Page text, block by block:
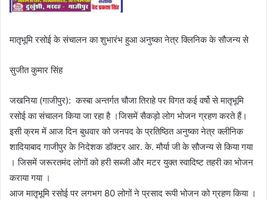
मातृभूमि रसोई के संचालन का शुभारंभ हुआ अनुष्का नेत्र क्लिनिक के सौजन्य से
सुजीत कुमार सिंह
जखनिया (गाजीपुर): कस्बा अन्तर्गत चौजा तिराहे पर विगत कई वर्षो से मातृभूमि
रसोई का संचालन किया जा रहा है ।जिसमें सैकड़ो लोग भोजन ग्रहण करते हैं।
इसी क्रम में आज दिन बुधवार को जनपद के प्रतिष्ठित अनुष्का नेत्र क्लीनिक
शादियाबाद गाजीपुर के निदेशक डॉक्टर आर. के. मौर्या जी के सौजन्य से किया गया
। जिसमें जरूरतमंद लोगों को हरी सब्जी और मटर युक्त स्वादिष्ट तहरी का भोजन
कराया गया ।
आज मातृभूमि रसोई पर लगभग 80 लोगों ने प्रसाद रूपी भोजन को ग्रहण किया ।